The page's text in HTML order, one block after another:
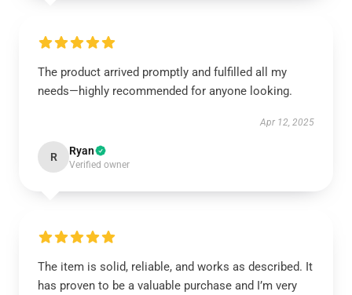
The product arrived promptly and fulfilled all my
needs—highly recommended for anyone looking.
Apr 12, 2025
R Ryan
Verified owner
The item is solid, reliable, and works as described. It
has proven to be a valuable purchase and I’m very